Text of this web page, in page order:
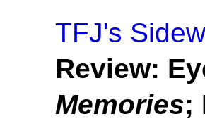
TFJ's
Review:
Memories;